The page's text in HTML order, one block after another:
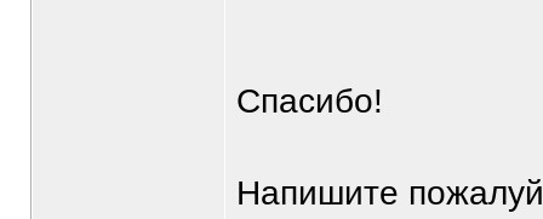
Спасибо!
Напишите